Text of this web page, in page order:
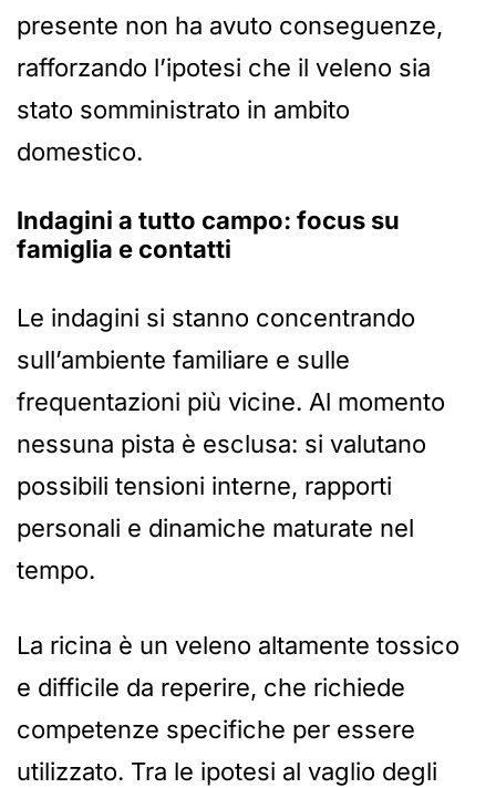
presente non ha avuto conseguenze,
rafforzando l’ipotesi che il veleno sia
stato somministrato in ambito
domestico.
Indagini a tutto campo: focus su
famiglia e contatti
Le indagini si stanno concentrando
sull’ambiente familiare e sulle
frequentazioni più vicine. Al momento
nessuna pista è esclusa: si valutano
possibili tensioni interne, rapporti
personali e dinamiche maturate nel
tempo.
La ricina è un veleno altamente tossico
e difficile da reperire, che richiede
competenze specifiche per essere
utilizzato. Tra le ipotesi al vaglio degli